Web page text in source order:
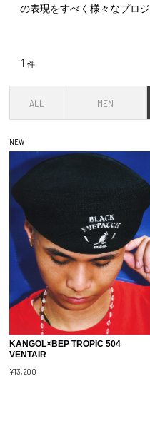
の表現をすべく様々なプロ
1 件
ALL MEN
NEW
KANGOL×BEP TROPIC 504
VENTAIR
¥13,200